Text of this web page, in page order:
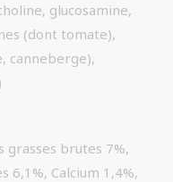
glucosamine,
(dont tomate),
canneberge),
grasses brutes 7%,
Calcium 1,4%,